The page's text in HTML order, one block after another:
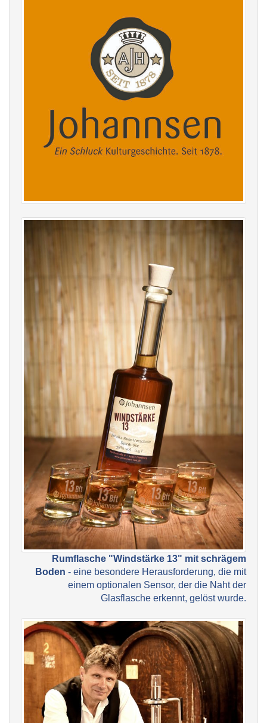
Rumflasche "Windstärke 13" mit schrägem
Boden - eine besondere Herausforderung, die mit
einem optionalen Sensor, der die Naht der
Glasflasche erkennt, gelöst wurde.